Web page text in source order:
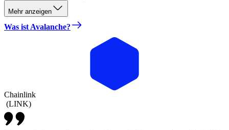
Mehr anzeigen
Was ist Avalanche?
Chainlink
(LINK)